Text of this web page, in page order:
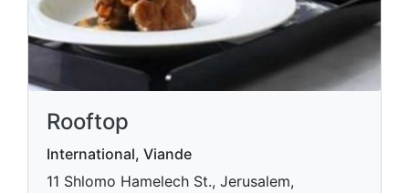
Rooftop
International, Viande
11 Shlomo Hamelech St., Jerusalem,